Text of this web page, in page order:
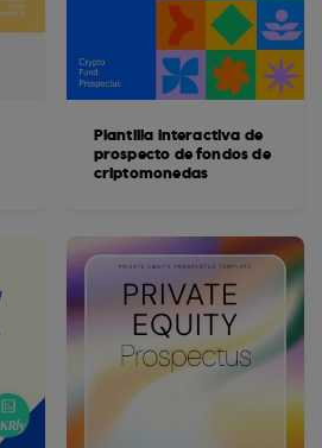
Plantilla interactiva de
prospecto de fondos de
criptomonedas